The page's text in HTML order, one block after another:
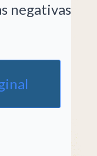
negativas